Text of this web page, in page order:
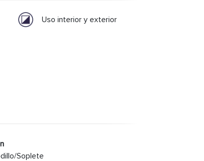
Uso interior y exterior
Soplete